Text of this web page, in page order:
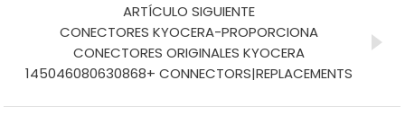
ARTÍCULO SIGUIENTE
CONECTORES KYOCERA-PROPORCIONA
CONECTORES ORIGINALES KYOCERA
145046080630868+ CONNECTORS|REPLACEMENTS